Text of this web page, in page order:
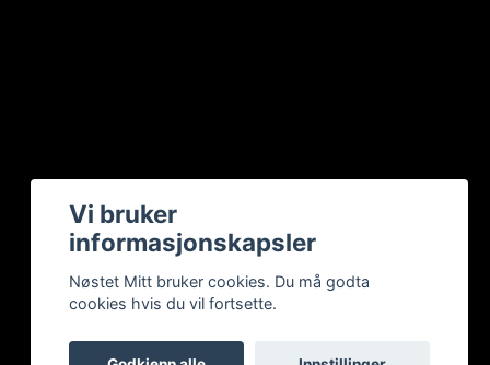
Vi bruker
informasjonskapsler
Nøstet Mitt bruker cookies. Du må godta
cookies hvis du vil fortsette.